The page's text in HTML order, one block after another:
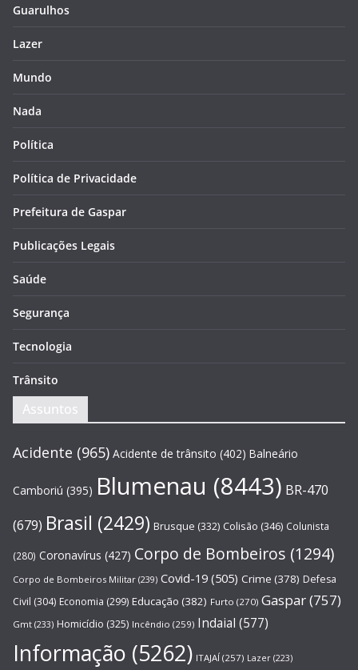
Guarulhos
Lazer
Mundo
Nada
Política
Política de Privacidade
Prefeitura de Gaspar
Publicações Legais
Saúde
Segurança
Tecnologia
Trânsito
Assuntos
Acidente (965) Acidente de trânsito (402) Balneário
Camboriú (395) Blumenau (8443) BR-470
(679) Brasil (2429) Brusque (332) Colisão (346) Colunista
(280) Coronavírus (427) Corpo de Bombeiros (1294)
Corpo de Bombeiros Militar (239) Covid-19 (505) Crime (378) Defesa
Civil (304) Economia (299) Educação (382) Furto (270) Gaspar(757)
Gmt (233) Homicídio (325) Incêndio (259) Indaial (577)
Informação (5262) ITAJAÍ (257) Lazer (223)